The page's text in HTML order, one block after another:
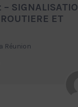
ET
Réunion